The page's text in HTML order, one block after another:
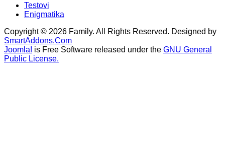
Testovi
Enigmatika
Copyright © 2026 Family. All Rights Reserved. Designed by
SmartAddons.Com
Joomla! is Free Software released under the GNU General
Public License.